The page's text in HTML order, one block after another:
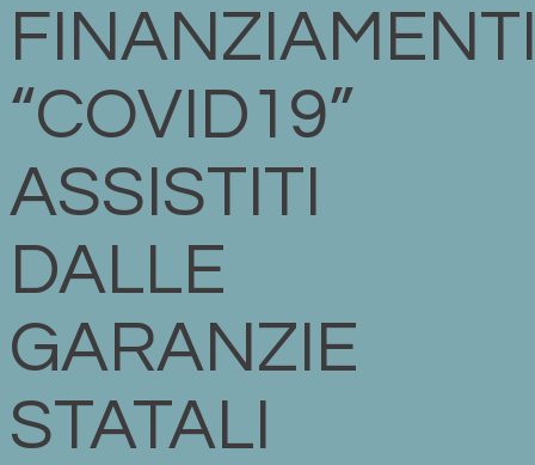
“COVID19”
ASSISTITI
DALLE
GARANZIE
STATALI